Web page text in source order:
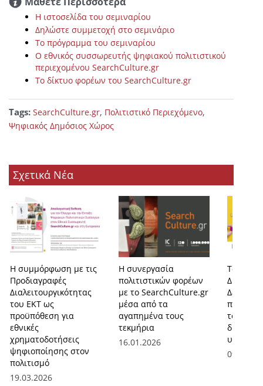
H ιστοσελίδα του σεμιναρίου
Δηλώστε συμμετοχή στο σεμινάριο
Το πρόγραμμα του σεμιναρίου
Ο εθνικός συσσωρευτής ψηφιακού πολιτιστικού
περιεχομένου SearchCulture.gr
Το δίκτυο φορέων του SearchCulture.gr
Tags: SearchCulture.gr, Πολιτιστικό Περιεχόμενο,
Ψηφιακός Δημόσιος Χώρος
Σχετικά Νέα
Η συμμόρφωση με τις
Προδιαγραφές
Διαλειτουργικότητας
του ΕΚΤ ως
προϋπόθεση για
εθνικές
χρηματοδοτήσεις
ψηφιοποίησης στον
πολιτισμό
19.03.2026
Η συνεργασία
πολιτιστικών φορέων
με το SearchCulture.gr
μέσα από τα
αγαπημένα τους
τεκμήρια
16.01.2026
Το
του